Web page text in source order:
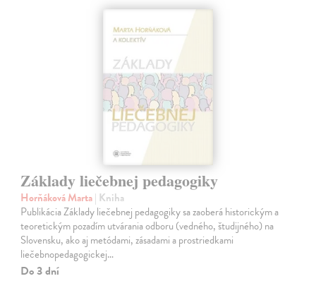
Základy liečebnej pedagogiky
Horňáková Marta| Kniha
Publikácia Základy liečebnej pedagogiky sa zaoberá historickým a
teoretickým pozadím utvárania odboru (vedného, študijného) na
Slovensku, ako aj metódami, zásadami a prostriedkami
liečebnopedagogickej…
Do 3 dní